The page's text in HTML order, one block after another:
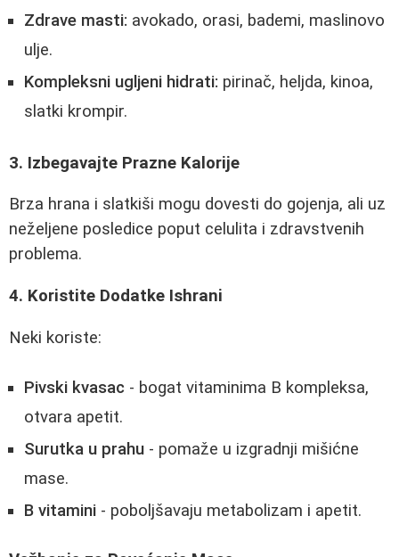
Zdrave masti: avokado, orasi, bademi, maslinovo
ulje.
Kompleksni ugljeni hidrati: pirinač, heljda, kinoa,
slatki krompir.
3. Izbegavajte Prazne Kalorije
Brza hrana i slatkiši mogu dovesti do gojenja, ali uz
neželjene posledice poput celulita i zdravstvenih
problema.
4. Koristite Dodatke Ishrani
Neki koriste:
Pivski kvasac - bogat vitaminima B kompleksa,
otvara apetit.
Surutka u prahu - pomaže u izgradnji mišićne
mase.
B vitamini - poboljšavaju metabolizam i apetit.